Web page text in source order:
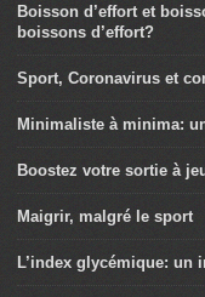
Boisson d’effort et
boissons d’effort?
Sport, Coronavirus et
Minimaliste à minima:
Boostez votre sortie à
Maigrir, malgré le sport
L’index glycémique: